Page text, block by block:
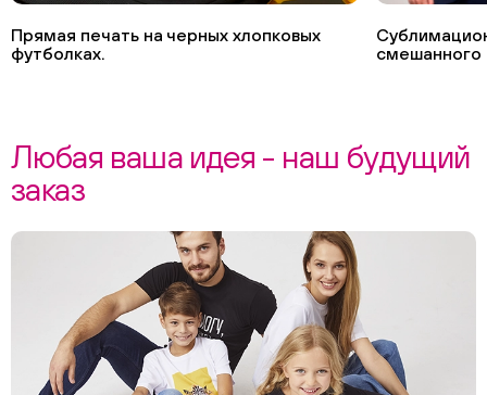
Прямая печать на черных хлопковых
футболках.
смешанного
Любая ваша идея - наш будущий
заказ